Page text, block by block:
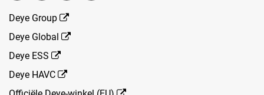
Deye Group
Deye Global
Deye ESS
Deye HAVC